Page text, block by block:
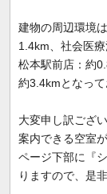
建物の周辺環境
1.4km、社会医
松本駅前店：約
約3.4kmとなって
大変申し訳ござ
案内できる空室
ページ下部に『
りますので、是